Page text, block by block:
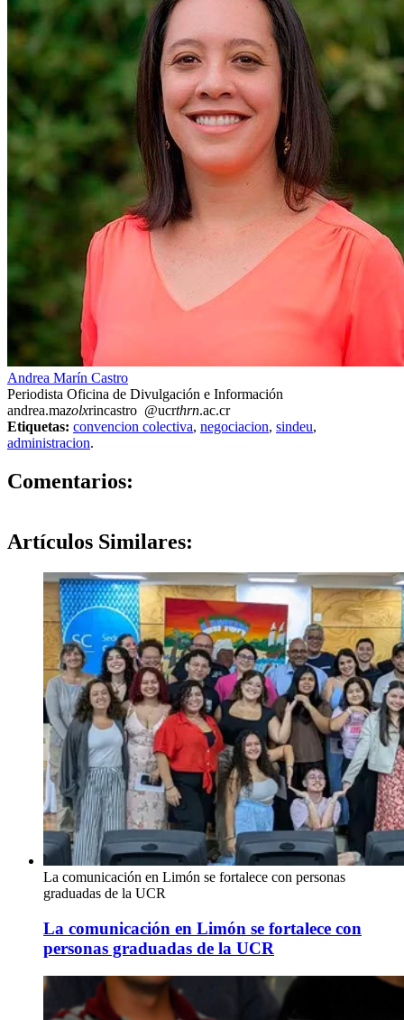
Andrea Marín Castro
Periodista Oficina de Divulgación e Información
andrea.mazolxrincastro @ucrthrn.ac.cr
Etiquetas: convencion colectiva, negociacion, sindeu,
administracion.
Comentarios:
Artículos Similares:
La comunicación en Limón se fortalece con personas
graduadas de la UCR
La comunicación en Limón se fortalece con
personas graduadas de la UCR